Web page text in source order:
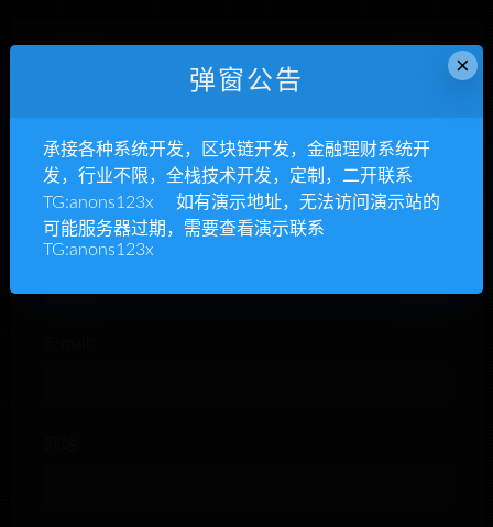
昵称*
×
弹窗公告
承接各种系统开发，区块链开发，金融理财系统开
发，行业不限，全栈技术开发，定制，二开联系
TG:anons123x 如有演示地址，无法访问演示站的
可能服务器过期，需要查看演示联系
TG:anons123x